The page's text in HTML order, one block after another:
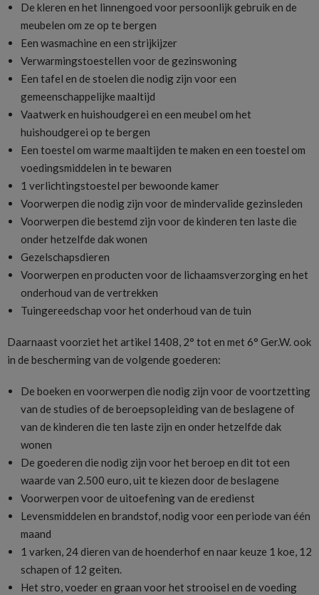
De kleren en het linnengoed voor persoonlijk gebruik en de
meubelen om ze op te bergen
Een wasmachine en een strijkijzer
Verwarmingstoestellen voor de gezinswoning
Een tafel en de stoelen die nodig zijn voor een
gemeenschappelijke maaltijd
Vaatwerk en huishoudgerei en een meubel om het
huishoudgerei op te bergen
Een toestel om warme maaltijden te maken en een toestel om
voedingsmiddelen in te bewaren
1 verlichtingstoestel per bewoonde kamer
Voorwerpen die nodig zijn voor de mindervalide gezinsleden
Voorwerpen die bestemd zijn voor de kinderen ten laste die
onder hetzelfde dak wonen
Gezelschapsdieren
Voorwerpen en producten voor de lichaamsverzorging en het
onderhoud van de vertrekken
Tuingereedschap voor het onderhoud van de tuin
Daarnaast voorziet het artikel 1408, 2° tot en met 6° Ger.W. ook
in de bescherming van de volgende goederen:
De boeken en voorwerpen die nodig zijn voor de voortzetting
van de studies of de beroepsopleiding van de beslagene of
van de kinderen die ten laste zijn en onder hetzelfde dak
wonen
De goederen die nodig zijn voor het beroep en dit tot een
waarde van 2.500 euro, uit te kiezen door de beslagene
Voorwerpen voor de uitoefening van de eredienst
Levensmiddelen en brandstof, nodig voor een periode van één
maand
1 varken, 24 dieren van de hoenderhof en naar keuze 1 koe, 12
schapen of 12 geiten.
Het stro, voeder en graan voor het strooisel en de voeding